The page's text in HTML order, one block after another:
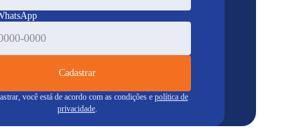
Cadastrar
você está de acordo com as condições e política de
privacidade.